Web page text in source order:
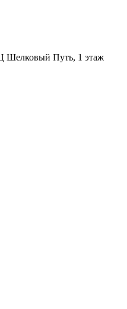
Путь, 1 этаж